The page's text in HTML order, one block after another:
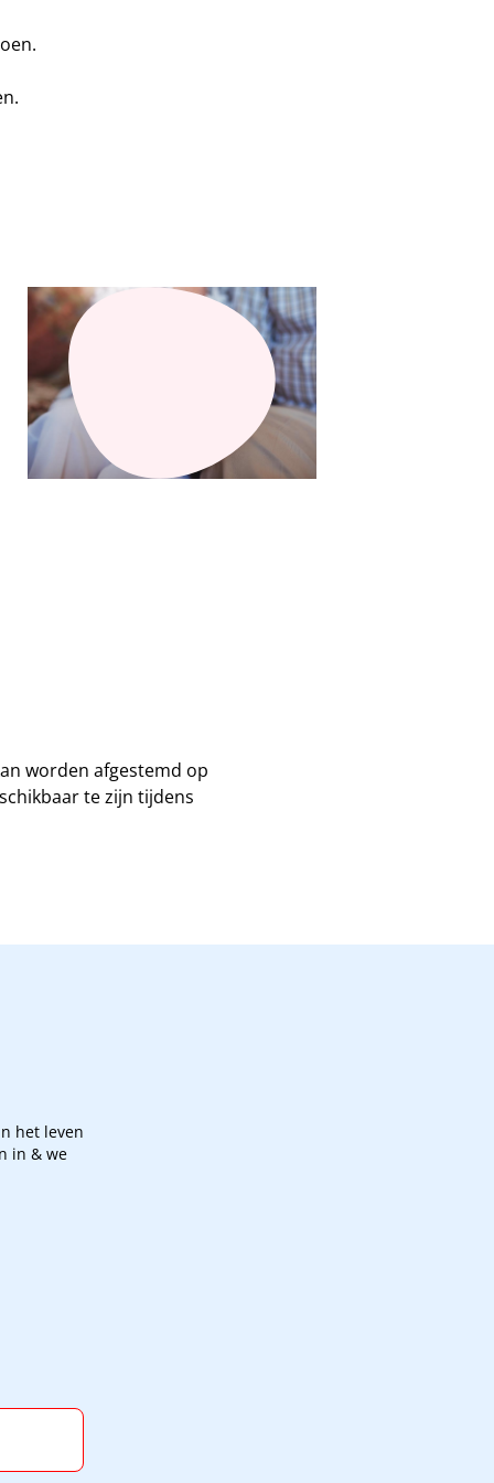
worden afgestemd op
te zijn tijdens
het leven
in & we